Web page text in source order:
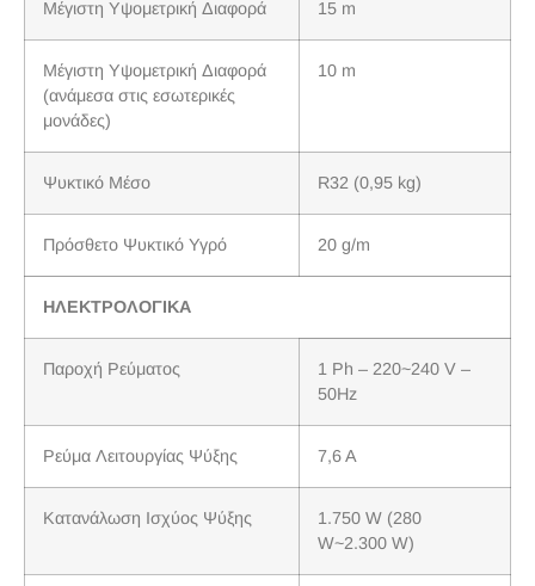
Μέγιστη Υψομετρική Διαφορά 15 m
Μέγιστη Υψομετρική Διαφορά
(ανάμεσα στις εσωτερικές
μονάδες)
10 m
Ψυκτικό Μέσο R32 (0,95 kg)
Πρόσθετο Ψυκτικό Υγρό 20 g/m
ΗΛΕΚΤΡΟΛΟΓΙΚΑ
Παροχή Ρεύματος
1 Ph – 220~240 V –
50Hz
Ρεύμα Λειτουργίας Ψύξης 7,6 A
Κατανάλωση Ισχύος Ψύξης
1.750 W (280
W~2.300 W)